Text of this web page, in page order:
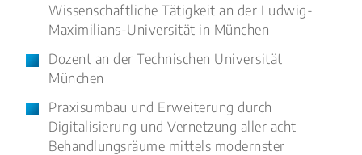
Wissenschaftliche Tätigkeit an der Ludwig-
Maximilians-Universität in München
Dozent an der Technischen Universität
München
Praxisumbau und Erweiterung durch
Digitalisierung und Vernetzung aller acht
Behandlungsräume mittels modernster